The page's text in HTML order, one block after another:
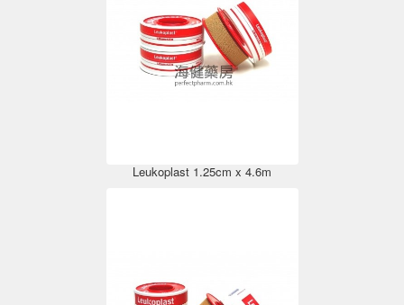
Leukoplast 1.25cm x 4.6m